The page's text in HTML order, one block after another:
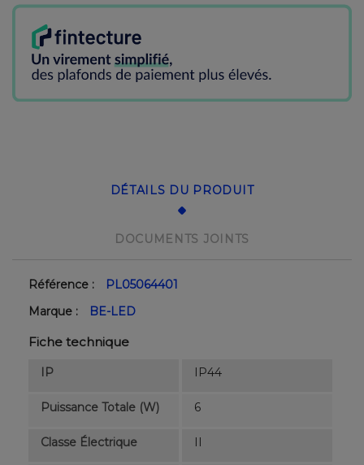
DÉTAILS DU PRODUIT
DOCUMENTS JOINTS
Référence :
PL05064401
Marque :
BE-LED
Fiche technique
IP IP44
Puissance Totale (W) 6
Classe Électrique II